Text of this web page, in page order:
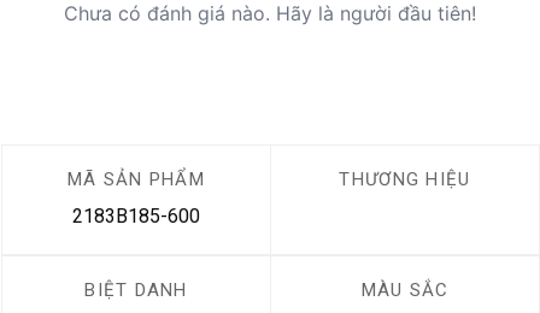
Chưa có đánh giá nào. Hãy là người đầu tiên!
MÃ SẢN PHẨM
2183B185-600
THƯƠNG HIỆU
BIỆT DANH MÀU SẮC